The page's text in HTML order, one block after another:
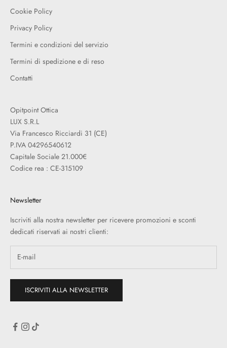
Cookie Policy
Privacy Policy
Termini e condizioni del servizio
Termini di spedizione e di reso
Contatti
Opitpoint Ottica
LUX S.R.L
Via Francesco Ricciardi 31 (CE)
P.IVA 04296540612
Capitale Sociale 21.000€
Codice rea : CE-315109
Newsletter
Iscriviti alla nostra newsletter per ricevere promozioni e sconti
dedicati riservati ai nostri clienti:
ISCRIVITI ALLA NEWSLETTER